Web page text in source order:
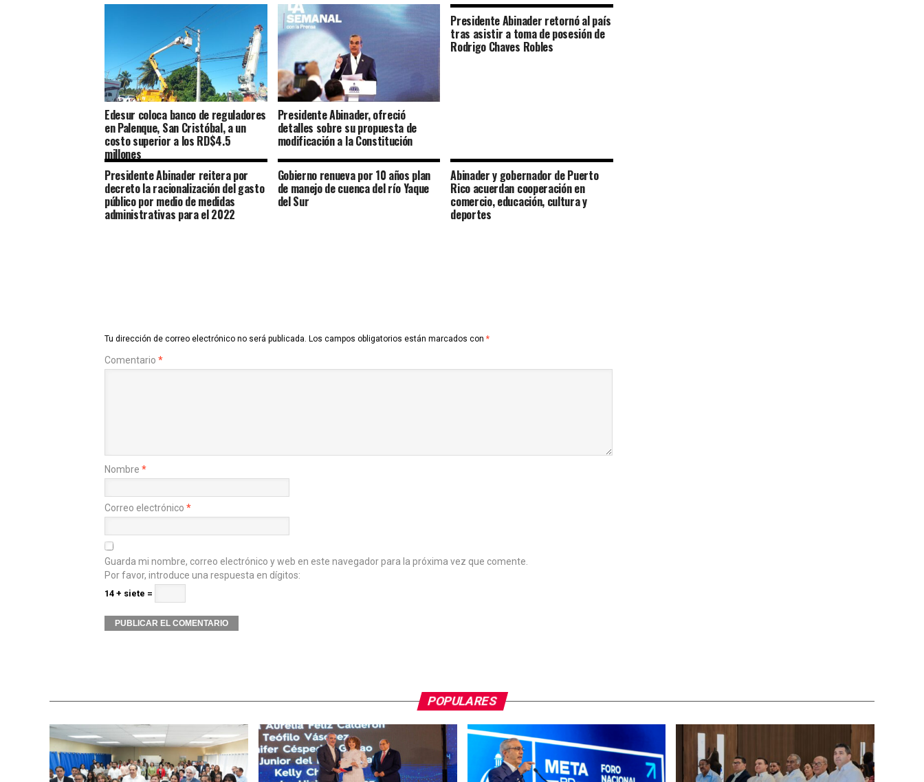
Edesur coloca banco de reguladores
en Palenque, San Cristóbal, a un
costo superior a los RD$4.5
millones
Presidente Abinader, ofreció
detalles sobre su propuesta de
modificación a la Constitución
Presidente Abinader retornó al país
tras asistir a toma de posesión de
Rodrigo Chaves Robles
Presidente Abinader reitera por
decreto la racionalización del gasto
público por medio de medidas
administrativas para el 2022
Gobierno renueva por 10 años plan
de manejo de cuenca del río Yaque
del Sur
Abinader y gobernador de Puerto
Rico acuerdan cooperación en
comercio, educación, cultura y
deportes
Tu dirección de correo electrónico no será publicada. Los campos obligatorios están marcados con *
Comentario *
Nombre *
Correo electrónico *
Guarda mi nombre, correo electrónico y web en este navegador para la próxima vez que comente.
Por favor, introduce una respuesta en dígitos:
14 + siete =
POPULARES